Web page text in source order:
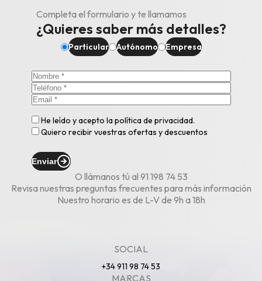
Completa el formulario y te llamamos
¿Quieres saber más detalles?
Particular Autónomo Empresa
He leído y acepto lapolítica de privacidad.
Quiero recibir vuestras ofertas y descuentos
Enviar
O llámanos tú al 91 198 74 53
Revisa nuestras preguntas frecuentes para más información
Nuestro horario es de L-V de 9h a 18h
SOCIAL
+34 911 98 74 53
MARCAS